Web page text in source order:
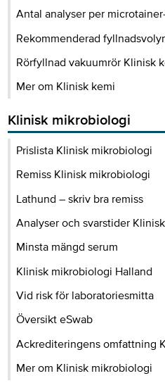
Antal analyser per
Rekommenderad
Rörfyllnad vakuumrör Klinisk
Mer om Klinisk kemi
Klinisk mikrobiologi
Prislista Klinisk mikrobiologi
Remiss Klinisk mikrobiologi
Lathund – skriv bra remiss
Analyser och svarstider
Minsta mängd serum
Klinisk mikrobiologi Halland
Vid risk för laboratoriesmitta
Översikt eSwab
Ackrediteringens omfattning
Mer om Klinisk mikrobiologi